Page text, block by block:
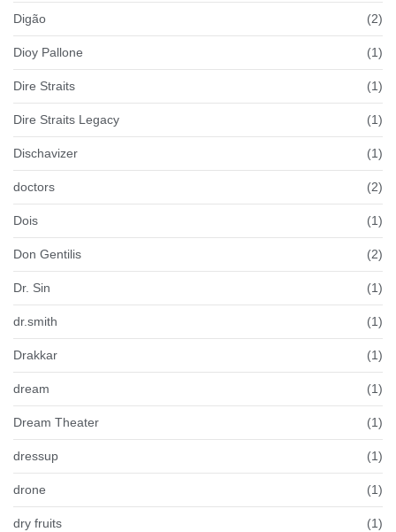
Digão (2)
Dioy Pallone (1)
Dire Straits (1)
Dire Straits Legacy (1)
Dischavizer (1)
doctors (2)
Dois (1)
Don Gentilis (2)
Dr. Sin (1)
dr.smith (1)
Drakkar (1)
dream (1)
Dream Theater (1)
dressup (1)
drone (1)
dry fruits (1)